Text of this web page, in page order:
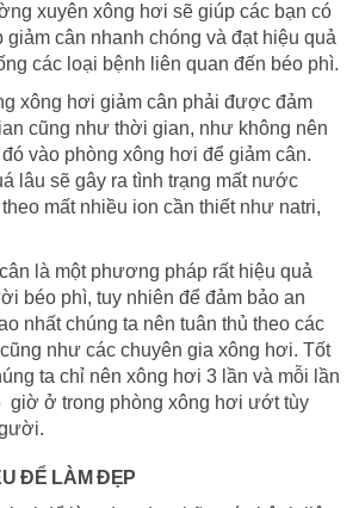
xuyên xông hơi sẽ giúp các bạn có
giảm cân nhanh chóng và đạt hiệu quả
các loại bệnh liên quan đến béo phì.
xông hơi giảm cân phải được đảm
cũng như thời gian, như không nên
vào phòng xông hơi để giảm cân.
lâu sẽ gây ra tình trạng mất nước
theo mất nhiều ion cần thiết như natri,
là một phương pháp rất hiệu quả
béo phì, tuy nhiên để đảm bảo an
nhất chúng ta nên tuân thủ theo các
như các chuyên gia xông hơi. Tốt
ta chỉ nên xông hơi 3 lần và mỗi lần
giờ ở trong phòng xông hơi ướt tùy
ĐỂ LÀM ĐẸP